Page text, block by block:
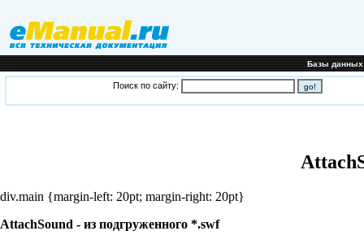
Базы данных
Поиск по сайту:
div.main {margin-left: 20pt; margin-right: 20pt}
AttachSound - из подгруженного *.swf